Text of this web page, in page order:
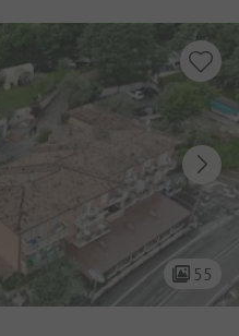
55